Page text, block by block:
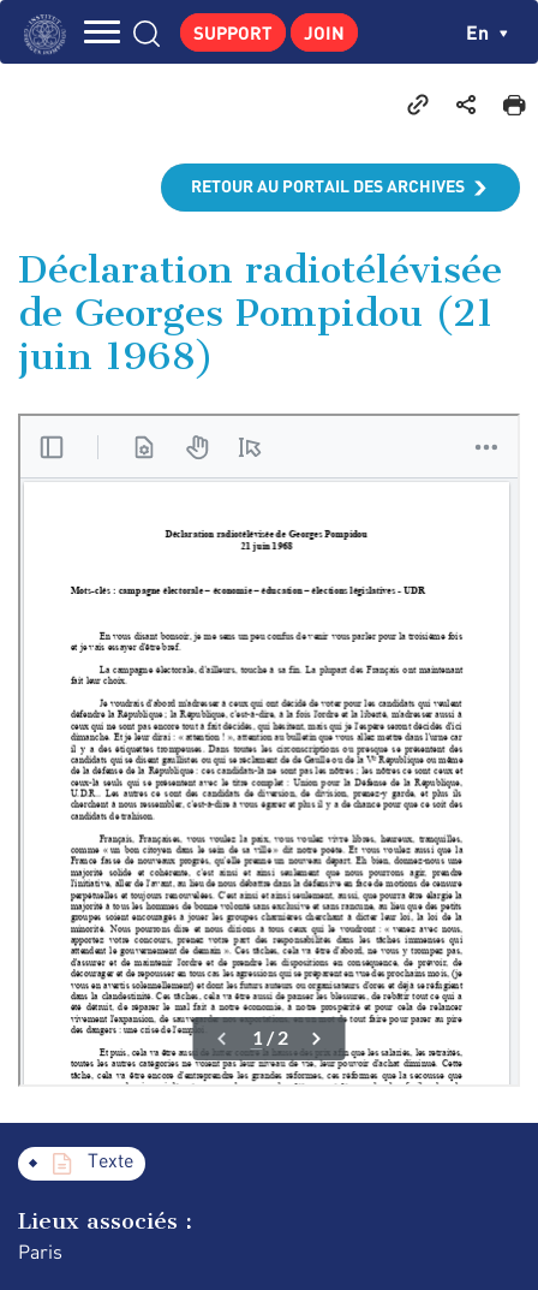
Skip
CENTRE DE RECHERCHES
PUBLICATIONS
NEWS
PEDAGOGICAL AREA
SUPPORT JOIN En
RETOUR AU PORTAIL DES ARCHIVES
Déclaration radiotélévisée
de Georges Pompidou (21
juin 1968)
Texte
Lieux associés :
Paris
Cookies management panel